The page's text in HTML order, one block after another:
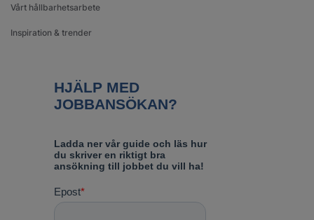
Vårt hållbarhetsarbete
Inspiration & trender